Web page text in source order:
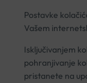
Postavke
Vašem
Isključivanjem
pohranjivanje
pristanete na